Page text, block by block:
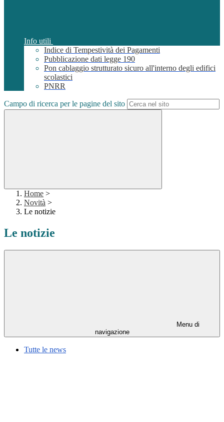
Info utili
Indice di Tempestività dei Pagamenti
Pubblicazione dati legge 190
Pon cablaggio strutturato sicuro all'interno degli edifici
scolastici
PNRR
Campo di ricerca per le pagine del sito
Home >
Novità >
Le notizie
Le notizie
Menu di
navigazione
Tutte le news